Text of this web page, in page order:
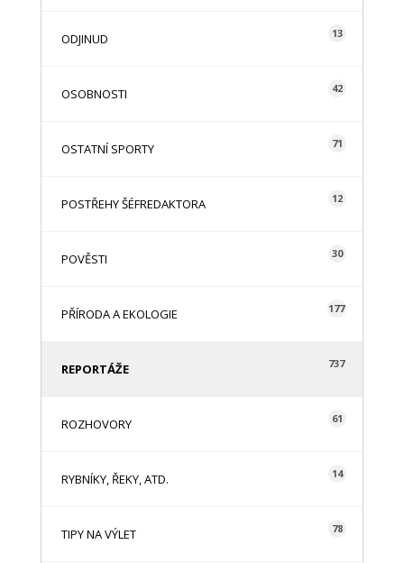
ODJINUD 13
OSOBNOSTI 42
OSTATNÍ SPORTY 71
POSTŘEHY ŠÉFREDAKTORA 12
POVĚSTI 30
PŘÍRODA A EKOLOGIE 177
REPORTÁŽE 737
ROZHOVORY 61
RYBNÍKY, ŘEKY, ATD. 14
TIPY NA VÝLET 78